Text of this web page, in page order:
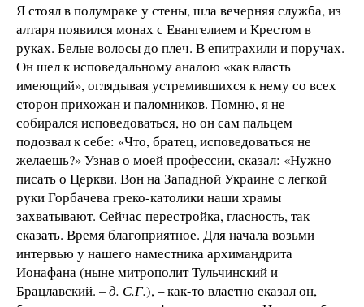
Я стоял в полумраке у стены, шла вечерняя служба, из
алтаря появился монах с Евангелием и Крестом в
руках. Белые волосы до плеч. В епитрахили и поручах.
Он шел к исповедальному аналою «как власть
имеющий», оглядывая устремившихся к нему со всех
сторон прихожан и паломников. Помню, я не
собирался исповедоваться, но он сам пальцем
подозвал к себе: «Что, братец, исповедоваться не
желаешь?» Узнав о моей профессии, сказал: «Нужно
писать о Церкви. Вон на Западной Украине с легкой
руки Горбачева греко-католики наши храмы
захватывают. Сейчас перестройка, гласность, так
сказать. Время благоприятное. Для начала возьми
интервью у нашего наместника архимандрита
Ионафана (ныне митрополит Тульчинский и
Брацлавский. – д. С.Г.), – как-то властно сказал он,